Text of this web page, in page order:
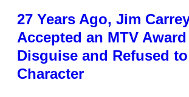
27 Years Ago, Jim
Accepted an MTV
Disguise and Refused
Character